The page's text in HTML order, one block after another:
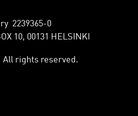
2239365-0
10, 00131 HELSINKI
All rights reserved.